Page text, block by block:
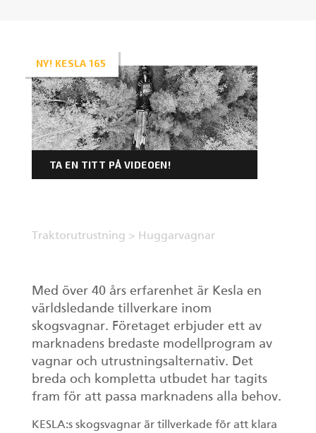
Kranar
Huggarvagnar
Stegmatare
NY! KESLA 165
TA EN TITT PÅ VIDEOEN!
Traktorutrustning > Huggarvagnar
Med över 40 års erfarenhet är Kesla en
världsledande tillverkare inom
skogsvagnar. Företaget erbjuder ett av
marknadens bredaste modellprogram av
vagnar och utrustningsalternativ. Det
breda och kompletta utbudet har tagits
fram för att passa marknadens alla behov.
KESLA:s skogsvagnar är tillverkade för att klara